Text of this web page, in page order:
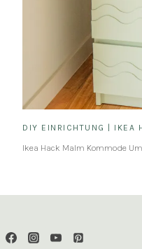
DIY EINRICHTUNG IKEA
Ikea Hack Malm Kommode